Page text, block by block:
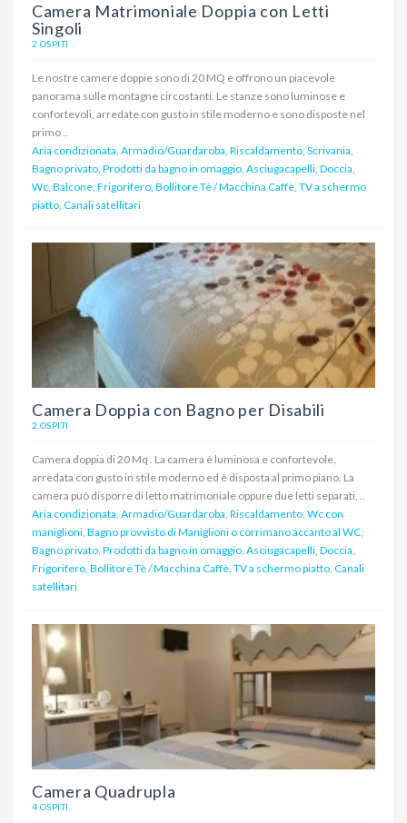
Camera Matrimoniale Doppia con Letti
Singoli
2 OSPITI
Le nostre camere doppie sono di 20 MQ e offrono un piacevole
panorama sulle montagne circostanti. Le stanze sono luminose e
confortevoli, arredate con gusto in stile moderno e sono disposte nel
primo ..
Aria condizionata, Armadio/Guardaroba, Riscaldamento, Scrivania,
Bagno privato, Prodotti da bagno in omaggio, Asciugacapelli, Doccia,
Wc, Balcone, Frigorifero, Bollitore Tè / Macchina Caffè, TV a schermo
piatto, Canali satellitari
Camera Doppia con Bagno per Disabili
2 OSPITI
Camera doppia di 20 Mq . La camera è luminosa e confortevole,
arredata con gusto in stile moderno ed è disposta al primo piano. La
camera può disporre di letto matrimoniale oppure due letti separati, ..
Aria condizionata, Armadio/Guardaroba, Riscaldamento, Wc con
maniglioni, Bagno provvisto di Maniglioni o corrimano accanto al WC,
Bagno privato, Prodotti da bagno in omaggio, Asciugacapelli, Doccia,
Frigorifero, Bollitore Tè / Macchina Caffè, TV a schermo piatto, Canali
satellitari
Camera Quadrupla
4 OSPITI